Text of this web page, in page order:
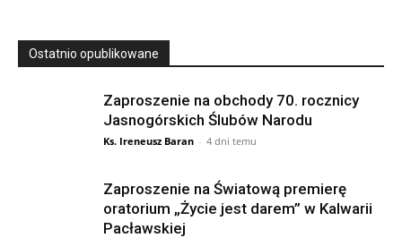
Ostatnio opublikowane
Zaproszenie na obchody 70. rocznicy
Jasnogórskich Ślubów Narodu
Ks. Ireneusz Baran - 4 dni temu
Zaproszenie na Światową premierę
oratorium „Życie jest darem” w Kalwarii
Pacławskiej